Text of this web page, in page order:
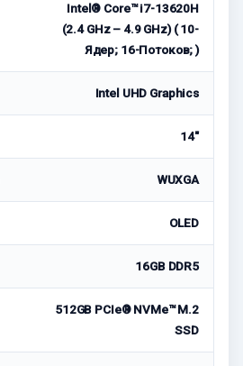
Intel® Core™ i7-13620H
(2.4 GHz – 4.9 GHz) ( 10-
Ядeр; 16-Потоков; )
Intel UHD Graphics
14"
WUXGA
OLED
16GB DDR5
512GB PCIe® NVMe™ M.2
SSD